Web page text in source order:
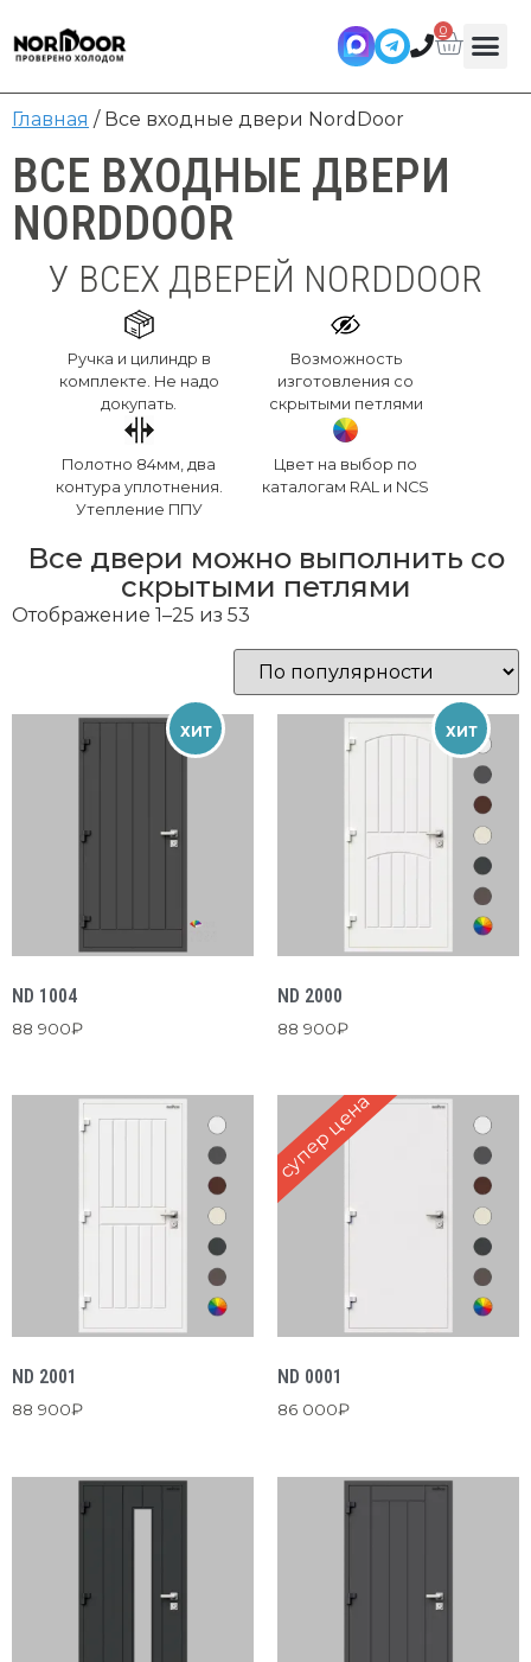
0
Главная / Все входные двери NordDoor
ВСЕ ВХОДНЫЕ ДВЕРИ
NORDDOOR
У ВСЕХ ДВЕРЕЙ NORDDOOR
Ручка и цилиндр в
комплекте. Не надо
докупать.
Возможность
изготовления со
скрытыми петлями
Полотно 84мм, два
контура уплотнения.
Утепление ППУ
Цвет на выбор по
каталогам RAL и NCS
Все двери можно выполнить со
скрытыми петлями
Отображение 1–25 из 53
ХИТ
ND 1004
88 900₽
ХИТ
ND 2000
88 900₽
ND 2001
88 900₽
супер цена
ND 0001
86 000₽